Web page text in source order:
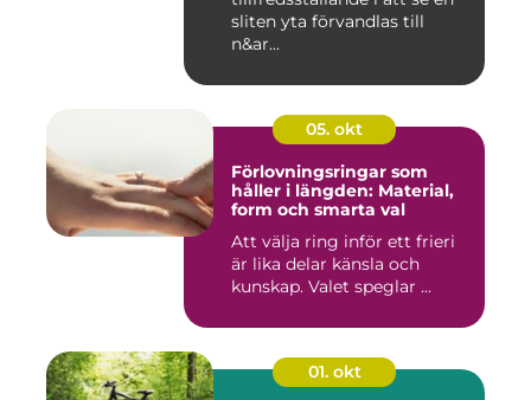
sliten yta förvandlas till
n&ar...
05. okt
Förlovningsringar som
håller i längden: Material,
form och smarta val
Att välja ring inför ett frieri
är lika delar känsla och
kunskap. Valet speglar ...
01. okt